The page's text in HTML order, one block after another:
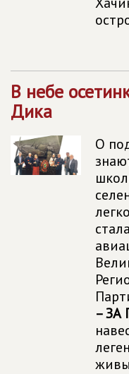
В небе
Дика
О
– ЗА